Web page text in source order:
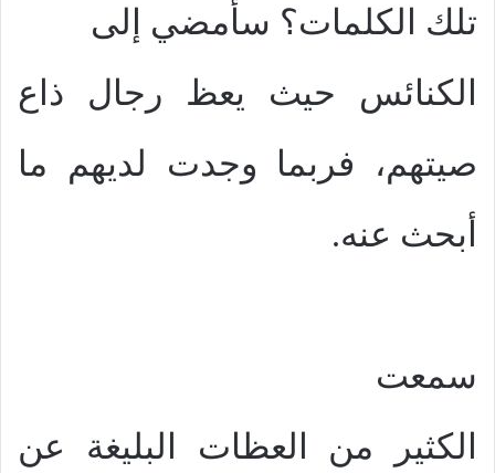
تلك الكلمات؟ سأمضي إلى
الكنائس حيث يعظ رجال ذاع
صيتهم، فربما وجدت لديهم ما
أبحث عنه.
سمعت
الكثير من العظات البليغة عن